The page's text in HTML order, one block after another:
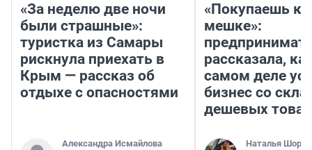
«За неделю две ночи
были страшные»:
туристка из Самары
рискнула приехать в
Крым — рассказ об
отдыхе с опасностями
Александра Исмайлова
«Покупаешь
мешке»:
рассказала,
самом деле
бизнес со
дешевых
Наталья